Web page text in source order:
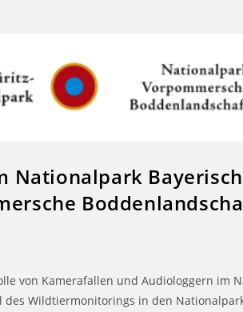
von Kamerafallen und Audiologgern im
Wildtiermonitorings in den